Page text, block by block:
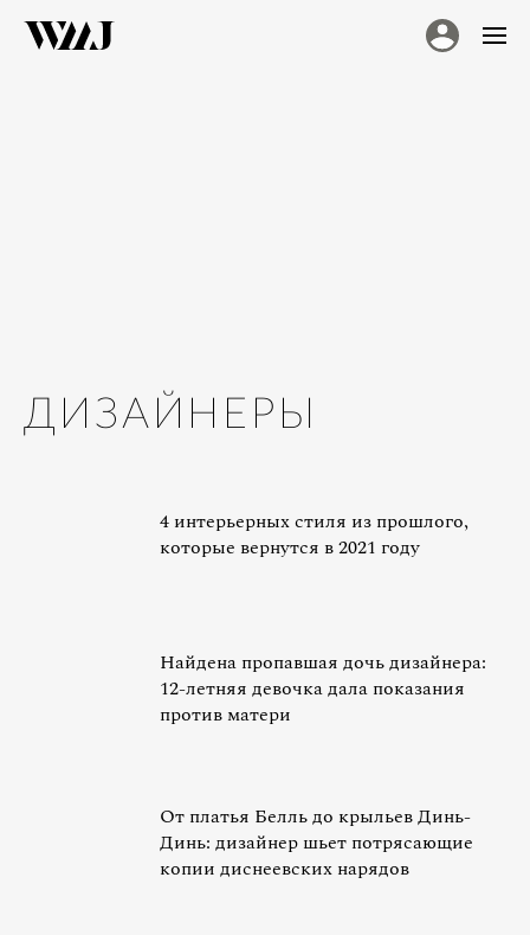
ДИЗАЙНЕРЫ
4 интерьерных стиля из прошлого,
которые вернутся в 2021 году
Найдена пропавшая дочь дизайнера:
12-летняя девочка дала показания
против матери
От платья Белль до крыльев Динь-
Динь: дизайнер шьет потрясающие
копии диснеевских нарядов